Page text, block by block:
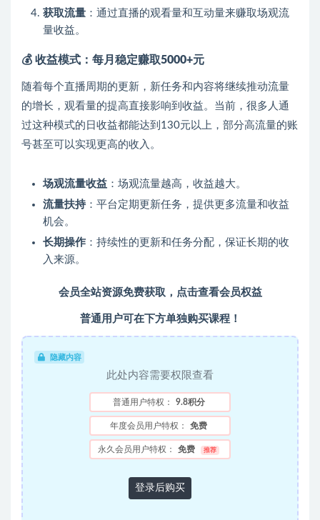
获取流量 ：通过直播的观看量和互动量来赚取场观流
量收益。
💰 收益模式：每月稳定赚取5000+元
随着每个直播周期的更新，新任务和内容将继续推动流量
的增长，观看量的提高直接影响到收益。当前，很多人通
过这种模式的日收益都能达到130元以上，部分高流量的账
号甚至可以实现更高的收入。
场观流量收益 ：场观流量越高，收益越大。
流量扶持：平台定期更新任务，提供更多流量和收益
机会。
长期操作 ：持续性的更新和任务分配，保证长期的收
入来源。
会员全站资源免费获取，点击查看会员权益
普通用户可在下方单独购买课程！
隐藏内容
此处内容需要权限查看
普通用户特权： 9.8积分
年度会员用户特权： 免费
永久会员用户特权： 免费 推荐
登录后购买